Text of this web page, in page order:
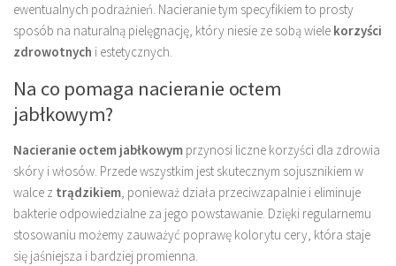
ewentualnych podrażnień. Nacieranie tym specyfikiem to prosty
sposób na naturalną pielęgnację, który niesie ze sobą wiele korzyści
zdrowotnych i estetycznych.
Na co pomaga nacieranie octem
jabłkowym?
Nacieranie octem jabłkowym przynosi liczne korzyści dla zdrowia
skóry i włosów. Przede wszystkim jest skutecznym sojusznikiem w
walce z trądzikiem, ponieważ działa przeciwzapalnie i eliminuje
bakterie odpowiedzialne za jego powstawanie. Dzięki regularnemu
stosowaniu możemy zauważyć poprawę kolorytu cery, która staje
się jaśniejsza i bardziej promienna.